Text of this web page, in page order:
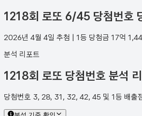
1218회 로또 6/45 당첨번호
2026년 4월 4일 추첨 | 1등 당첨금 17억
분석 리포트
1218회 로또 당첨번호 분석
당첨번호 3, 28, 31, 32, 42, 45 및 1등 배출